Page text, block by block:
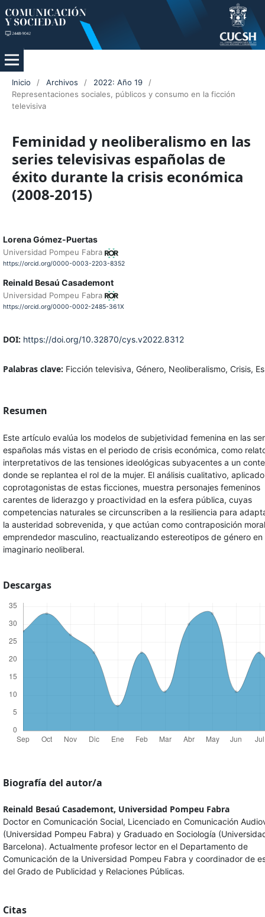
Inicio / Archivos / 2022: Año 19
/
Representaciones sociales, públicos y consumo en la ficción
televisiva
Feminidad y neoliberalismo en las
series televisivas españolas de
éxito durante la crisis económica
(2008-2015)
Lorena Gómez-Puertas
Universidad Pompeu Fabra
https://orcid.org/0000-0003-2203-8352
Reinald Besaú Casademont
Universidad Pompeu Fabra
https://orcid.org/0000-0002-2485-361X
DOI: https://doi.org/10.32870/cys.v2022.8312
Palabras clave: Ficción televisiva, Género, Neoliberalismo, Crisis,
Resumen
Este artículo evalúa los modelos de subjetividad femenina en las
españolas más vistas en el periodo de crisis económica, como
interpretativos de las tensiones ideológicas subyacentes a un
donde se replantea el rol de la mujer. El análisis cualitativo,
coprotagonistas de estas ficciones, muestra personajes femeninos
carentes de liderazgo y proactividad en la esfera pública, cuyas
competencias naturales se circunscriben a la resiliencia para
la austeridad sobrevenida, y que actúan como contraposición
emprendedor masculino, reactualizando estereotipos de género en
imaginario neoliberal.
Descargas
Biografía del autor/a
Reinald Besaú Casademont, Universidad Pompeu Fabra
Doctor en Comunicación Social, Licenciado en Comunicación
(Universidad Pompeu Fabra) y Graduado en Sociología
Barcelona). Actualmente profesor lector en el Departamento de
Comunicación de la Universidad Pompeu Fabra y coordinador de
del Grado de Publicidad y Relaciones Públicas.
Citas